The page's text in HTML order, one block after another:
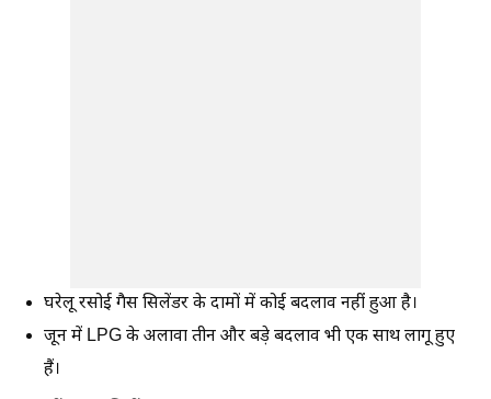
घरेलू रसोई गैस सिलेंडर के दामों में कोई बदलाव नहीं हुआ है।
जून में LPG के अलावा तीन और बड़े बदलाव भी एक साथ लागू हुए
हैं।